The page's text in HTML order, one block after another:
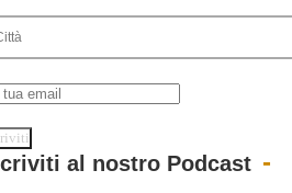
al nostro Podcast